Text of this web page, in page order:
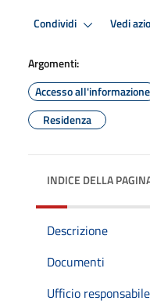
Condividi Vedi
Argomenti:
Accesso all'informazione
Residenza
INDICE DELLA
Descrizione
Documenti
Ufficio